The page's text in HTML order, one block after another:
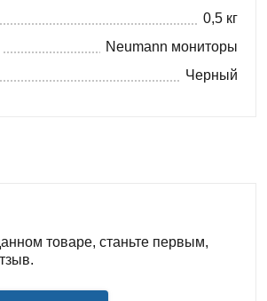
0,5 кг
Neumann мониторы
Черный
товаре, станьте первым,